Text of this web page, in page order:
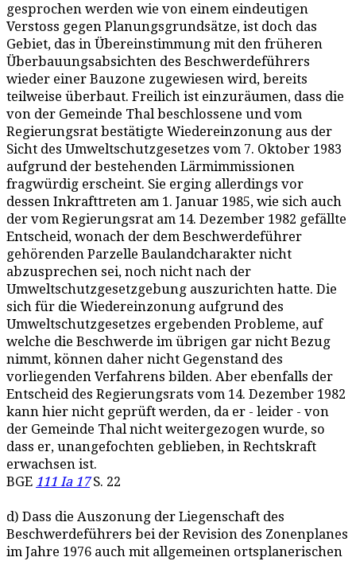
gesprochen werden wie von einem eindeutigen
Verstoss gegen Planungsgrundsätze, ist doch das
Gebiet, das in Übereinstimmung mit den früheren
Überbauungsabsichten des Beschwerdeführers
wieder einer Bauzone zugewiesen wird, bereits
teilweise überbaut. Freilich ist einzuräumen, dass die
von der Gemeinde Thal beschlossene und vom
Regierungsrat bestätigte Wiedereinzonung aus der
Sicht des Umweltschutzgesetzes vom 7. Oktober 1983
aufgrund der bestehenden Lärmimmissionen
fragwürdig erscheint. Sie erging allerdings vor
dessen Inkrafttreten am 1. Januar 1985, wie sich auch
der vom Regierungsrat am 14. Dezember 1982 gefällte
Entscheid, wonach der dem Beschwerdeführer
gehörenden Parzelle Baulandcharakter nicht
abzusprechen sei, noch nicht nach der
Umweltschutzgesetzgebung auszurichten hatte. Die
sich für die Wiedereinzonung aufgrund des
Umweltschutzgesetzes ergebenden Probleme, auf
welche die Beschwerde im übrigen gar nicht Bezug
nimmt, können daher nicht Gegenstand des
vorliegenden Verfahrens bilden. Aber ebenfalls der
Entscheid des Regierungsrats vom 14. Dezember 1982
kann hier nicht geprüft werden, da er - leider - von
der Gemeinde Thal nicht weitergezogen wurde, so
dass er, unangefochten geblieben, in Rechtskraft
erwachsen ist.
BGE 111 Ia 17S. 22
d) Dass die Auszonung der Liegenschaft des
Beschwerdeführers bei der Revision des Zonenplanes
im Jahre 1976 auch mit allgemeinen ortsplanerischen